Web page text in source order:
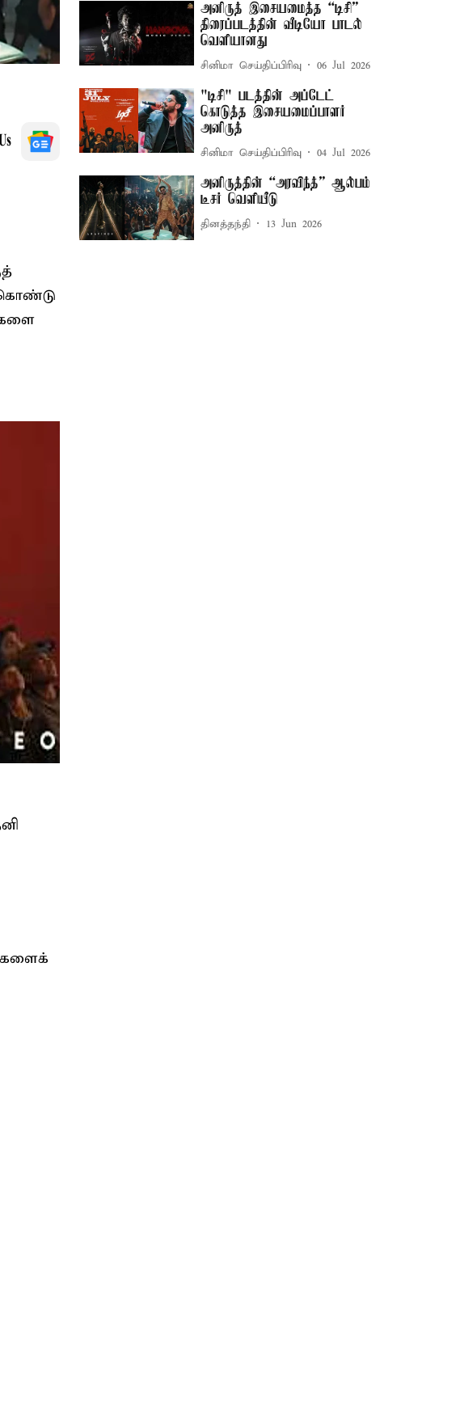
கொண்டு
அனிருத் இசையமைத்த “டிசி”
திரைப்படத்தின் வீடியோ பாடல்
வெளியானது
சினிமா செய்திப்பிரிவு 06 Jul 2026
"டிசி" படத்தின் அப்டேட்
கொடுத்த இசையமைப்பாளர்
அனிருத்
சினிமா செய்திப்பிரிவு 04 Jul 2026
அனிருத்தின் “அரவிந்த்” ஆல்பம்
டீசர் வெளியீடு
தினத்தந்தி 13 Jun 2026